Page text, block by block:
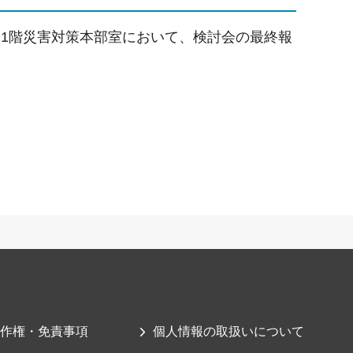
災害対策本部室において、検討会の最終報
権・免責事項 個人情報の取扱いについて